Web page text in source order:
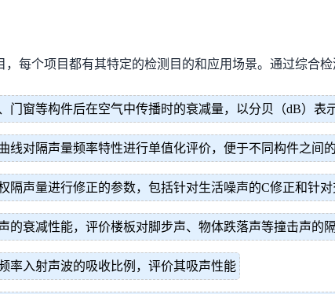
每个项目都有其特定的检测目的和应用场景。通过综合
门窗等构件后在空气中传播时的衰减量，以分贝（dB）表
线对隔声量频率特性进行单值化评价，便于不同构件之间
隔声量进行修正的参数，包括针对生活噪声的C修正和针
的衰减性能，评价楼板对脚步声、物体跌落声等撞击声的
率入射声波的吸收比例，评价其吸声性能